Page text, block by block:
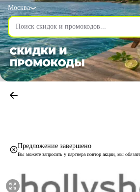
Москва
Предложение завершено
Вы можете запросить у партнера повтор акции, мы